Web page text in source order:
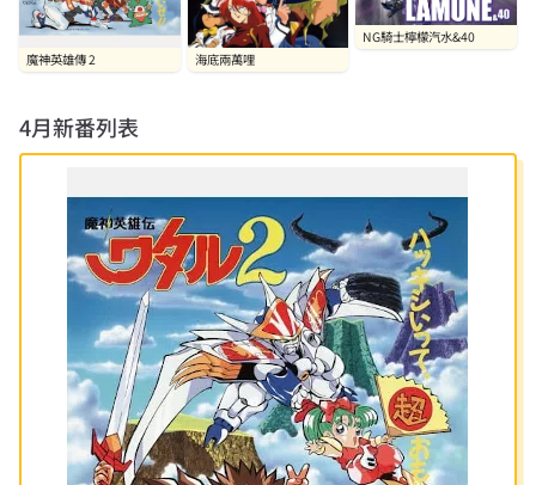
魔神英雄傳 2 海底兩萬哩
NG騎士檸檬汽水&40
4月新番列表